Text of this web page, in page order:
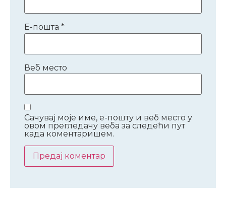
Е-пошта *
Веб место
Сачувај моје име, е-пошту и веб место у
овом прегледачу веба за следећи пут
када коментаришем.